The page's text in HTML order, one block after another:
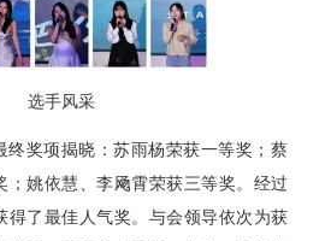
选手风采
终奖项揭晓：苏雨杨荣获一等奖；蔡
；姚依慧、李飏霄荣获三等奖。经过
得了最佳人气奖。与会领导依次为获